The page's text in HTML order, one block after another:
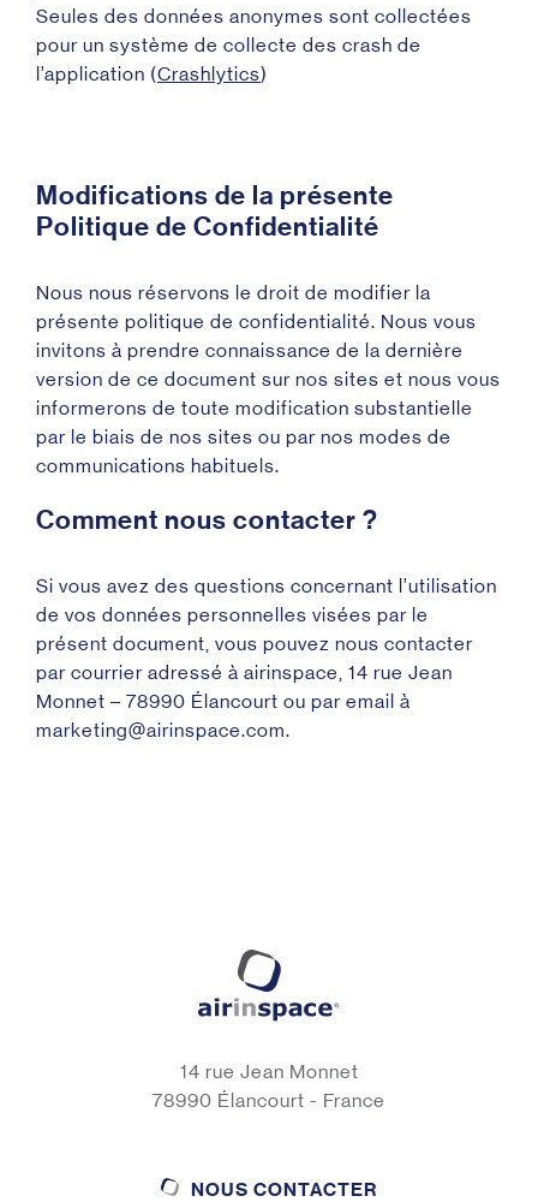
Seules des données anonymes sont collectées
pour un système de collecte des crash de
l’application (Crashlytics)
Modifications de la présente
Politique de Confidentialité
Nous nous réservons le droit de modifier la
présente politique de confidentialité. Nous vous
invitons à prendre connaissance de la dernière
version de ce document sur nos sites et nous vous
informerons de toute modification substantielle
par le biais de nos sites ou par nos modes de
communications habituels.
Comment nous contacter ?
Si vous avez des questions concernant l’utilisation
de vos données personnelles visées par le
présent document, vous pouvez nous contacter
par courrier adressé à airinspace, 14 rue Jean
Monnet – 78990 Élancourt ou par email à
marketing@airinspace.com.
14 rue Jean Monnet
78990 Élancourt - France
NOUS CONTACTER